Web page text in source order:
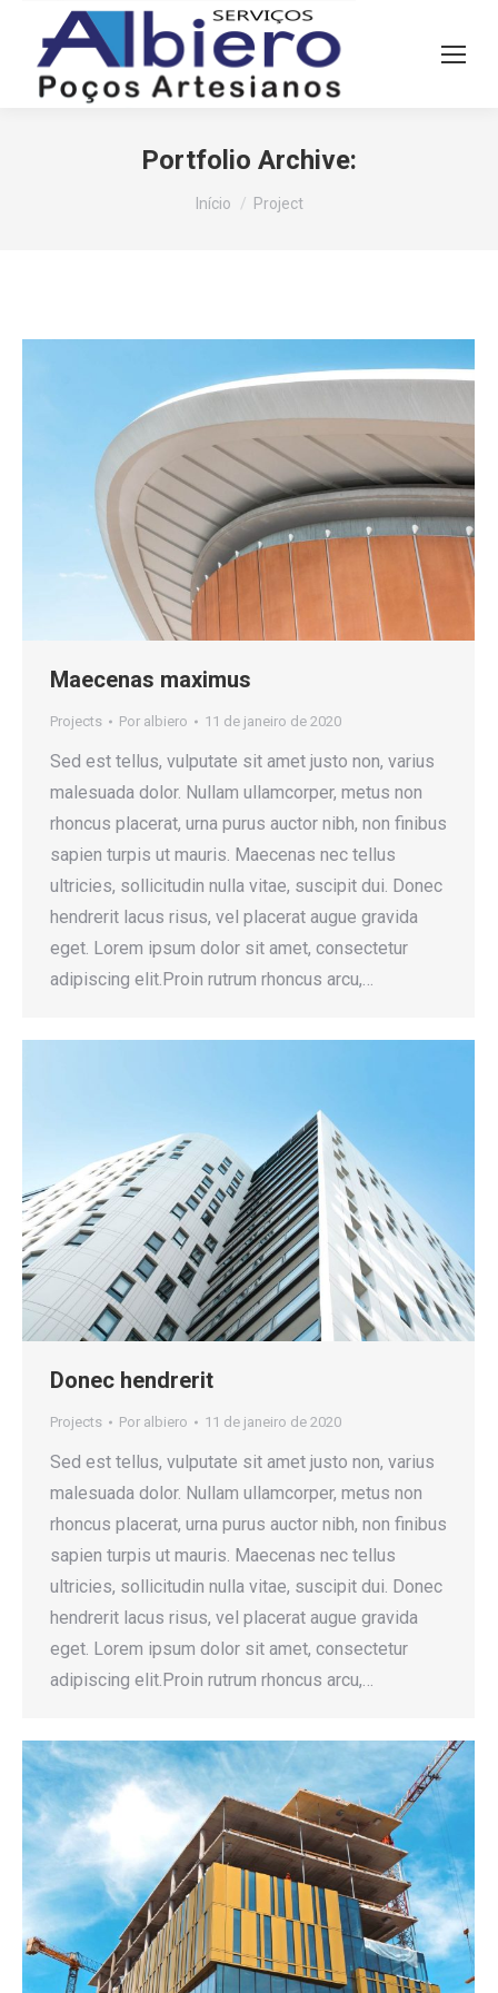
Portfolio Archive:
Você está aqui:
Início Project
Maecenas maximus
Projects Por albiero 11 de janeiro de 2020
Sed est tellus, vulputate sit amet justo non, varius
malesuada dolor. Nullam ullamcorper, metus non
rhoncus placerat, urna purus auctor nibh, non finibus
sapien turpis ut mauris. Maecenas nec tellus
ultricies, sollicitudin nulla vitae, suscipit dui. Donec
hendrerit lacus risus, vel placerat augue gravida
eget. Lorem ipsum dolor sit amet, consectetur
adipiscing elit.Proin rutrum rhoncus arcu,…
Donec hendrerit
Projects Por albiero 11 de janeiro de 2020
Sed est tellus, vulputate sit amet justo non, varius
malesuada dolor. Nullam ullamcorper, metus non
rhoncus placerat, urna purus auctor nibh, non finibus
sapien turpis ut mauris. Maecenas nec tellus
ultricies, sollicitudin nulla vitae, suscipit dui. Donec
hendrerit lacus risus, vel placerat augue gravida
eget. Lorem ipsum dolor sit amet, consectetur
adipiscing elit.Proin rutrum rhoncus arcu,…